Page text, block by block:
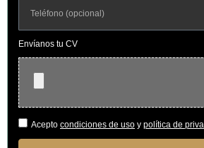
Envíanos tu CV
Acepto condiciones de uso y política de